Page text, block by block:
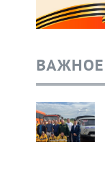
ВАЖНОЕ